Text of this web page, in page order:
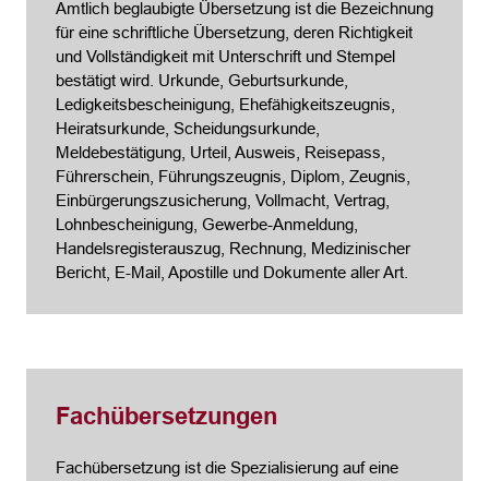
Amtlich beglaubigte Übersetzung ist die Bezeichnung
für eine schriftliche Übersetzung, deren Richtigkeit
und Vollständigkeit mit Unterschrift und Stempel
bestätigt wird. Urkunde, Geburtsurkunde,
Ledigkeitsbescheinigung, Ehefähigkeitszeugnis,
Heiratsurkunde, Scheidungsurkunde,
Meldebestätigung, Urteil, Ausweis, Reisepass,
Führerschein, Führungszeugnis, Diplom, Zeugnis,
Einbürgerungszusicherung, Vollmacht, Vertrag,
Lohnbescheinigung, Gewerbe-Anmeldung,
Handelsregisterauszug, Rechnung, Medizinischer
Bericht, E-Mail, Apostille und Dokumente aller Art.
Fachübersetzungen
Fachübersetzung ist die Spezialisierung auf eine